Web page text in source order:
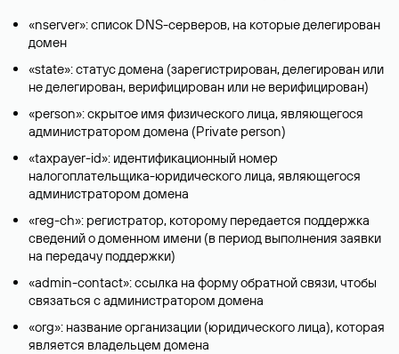
«nserver»: список DNS-серверов, на которые делегирован
домен
«state»: статус домена (зарегистрирован, делегирован или
не делегирован, верифицирован или не верифицирован)
«person»: скрытое имя физического лица, являющегося
администратором домена (Privatе person)
«taxpayer-id»: идентификационный номер
налогоплательщика-юридического лица, являющегося
администратором домена
«reg-ch»: регистратор, которому передается поддержка
сведений о доменном имени (в период выполнения заявки
на передачу поддержки)
«admin-contact»: ссылка на форму обратной связи, чтобы
связаться с администратором домена
«org»: название организации (юридического лица), которая
является владельцем домена